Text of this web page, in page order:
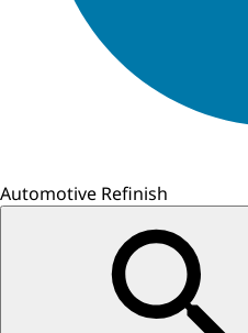
Automotive Refinish